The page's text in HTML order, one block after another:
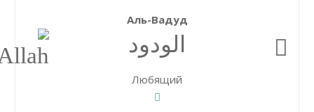
Аль-Вадуд
الودود
Любящий